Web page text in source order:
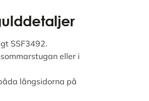
SSF3492.
eller i
långsidorna på